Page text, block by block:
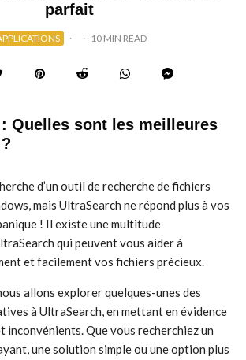
parfait
· · 10 MIN READ
Quelles sont les meilleures
d’un outil de recherche de fichiers
mais UltraSearch ne répond plus à vos
! Il existe une multitude
qui peuvent vous aider à
et facilement vos fichiers précieux.
allons explorer quelques-unes des
à UltraSearch, en mettant en évidence
inconvénients. Que vous recherchiez un
une solution simple ou une option plus